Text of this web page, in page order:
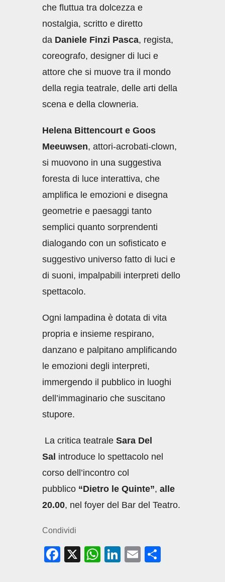
che fluttua tra dolcezza e
nostalgia, scritto e diretto
da Daniele Finzi Pasca, regista,
coreografo, designer di luci e
attore che si muove tra il mondo
della regia teatrale, delle arti della
scena e della clowneria.
Helena Bittencourt e Goos
Meeuwsen, attori-acrobati-clown,
si muovono in una suggestiva
foresta di luce interattiva, che
amplifica le emozioni e disegna
geometrie e paesaggi tanto
semplici quanto sorprendenti
dialogando con un sofisticato e
suggestivo universo fatto di luci e
di suoni, impalpabili interpreti dello
spettacolo.
Ogni lampadina è dotata di vita
propria e insieme respirano,
danzano e palpitano amplificando
le emozioni degli interpreti,
immergendo il pubblico in luoghi
dell’immaginario che suscitano
stupore.
La critica teatrale Sara Del
Sal introduce lo spettacolo nel
corso dell’incontro col
pubblico “Dietro le Quinte”, alle
20.00, nel foyer del Bar del Teatro.
Condividi
F
X
W
Li
E